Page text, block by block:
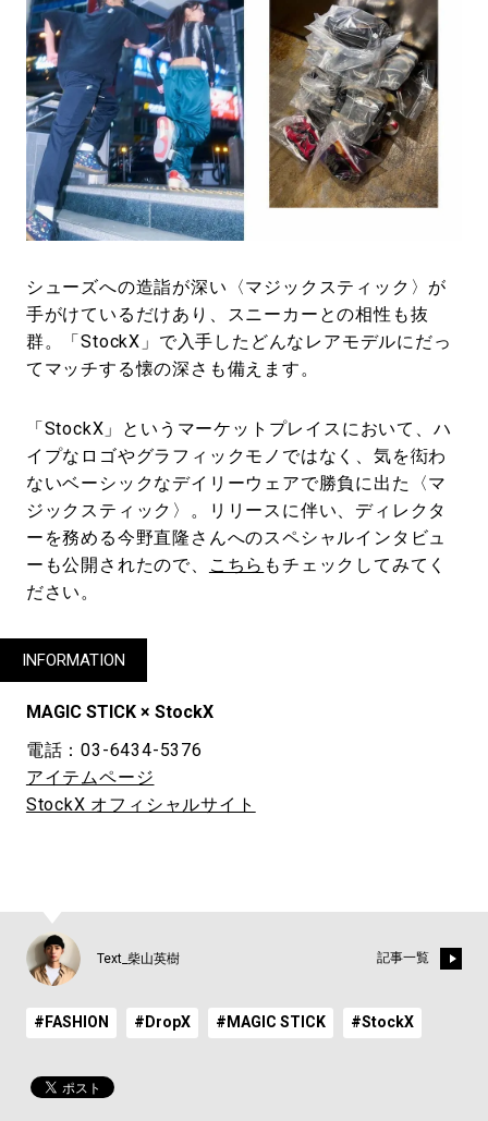
シューズへの造詣が深い〈マジックスティック〉が
手がけているだけあり、スニーカーとの相性も抜
群。「StockX」で入手したどんなレアモデルにだっ
てマッチする懐の深さも備えます。
「StockX」というマーケットプレイスにおいて、ハ
イプなロゴやグラフィックモノではなく、気を衒わ
ないベーシックなデイリーウェアで勝負に出た〈マ
ジックスティック〉。リリースに伴い、ディレクタ
ーを務める今野直隆さんへのスペシャルインタビュ
ーも公開されたので、
こちら もチェックしてみてく
ださい。
INFORMATION
MAGIC STICK × StockX
電話：03-6434-5376
アイテムページ
StockX オフィシャルサイト
Text_柴山英樹 記事一覧
#FASHION #DropX #MAGIC STICK #StockX